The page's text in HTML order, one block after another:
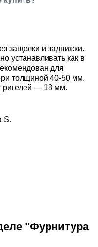
защелки и задвижки.
устанавливать как в
для
толщиной 40-50 мм.
ригелей — 18 мм.
S.
"Фурнитура